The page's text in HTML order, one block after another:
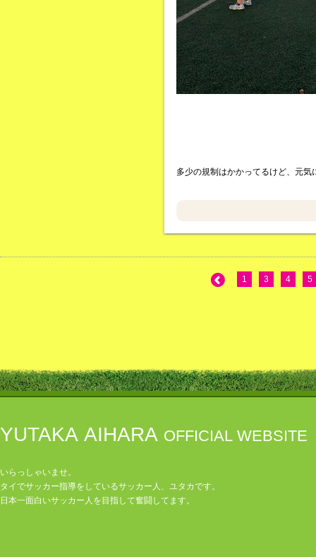
多少の規制はかかってるけど、元
1 3 4 5
YUTAKA AIHARA OFFICIAL WEBSITE
いらっしゃいませ。
タイでサッカー指導をしているサッカー人、ユタカです。
日本一面白いサッカー人を目指して奮闘してます。